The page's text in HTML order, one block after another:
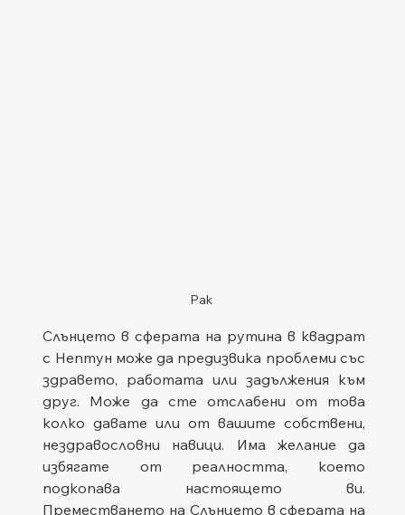
Рак
Слънцето в сферата на рутина в квадрат
с Нептун може да предизвика проблеми със
здравето, работата или задължения към
друг. Може да сте отслабени от това
колко давате или от вашите собствени,
нездравословни навици. Има желание да
избягате от реалността, което
подкопава настоящето ви.
Преместването на Слънцето в сферата на